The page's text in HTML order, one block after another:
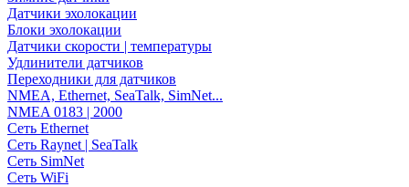
Датчики эхолокации
Блоки эхолокации
Датчики скорости | температуры
Удлинители датчиков
Переходники для датчиков
NMEA, Ethernet, SeaTalk, SimNet...
NMEA 0183 | 2000
Сеть Ethernet
Сеть Raynet | SeaTalk
Сеть SimNet
Сеть WiFi